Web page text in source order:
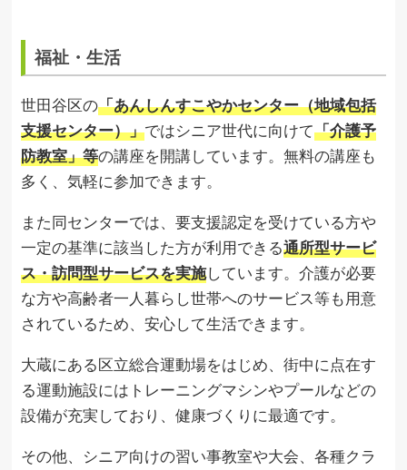
福祉・生活
世田谷区の「あんしんすこやかセンター（地域包括
支援センター）」ではシニア世代に向けて「介護予
防教室」等の講座を開講しています。無料の講座も
多く、気軽に参加できます。
また同センターでは、要支援認定を受けている方や
一定の基準に該当した方が利用できる通所型サービ
ス・訪問型サービスを実施しています。介護が必要
な方や高齢者一人暮らし世帯へのサービス等も用意
されているため、安心して生活できます。
大蔵にある区立総合運動場をはじめ、街中に点在す
る運動施設にはトレーニングマシンやプールなどの
設備が充実しており、健康づくりに最適です。
その他、シニア向けの習い事教室や大会、各種クラ